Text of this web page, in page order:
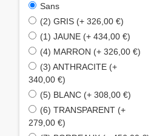
Sans
(2) GRIS (+ 326,00 €)
(1) JAUNE (+ 434,00 €)
(4) MARRON (+ 326,00 €)
(3) ANTHRACITE (+
340,00 €)
(5) BLANC (+ 308,00 €)
(6) TRANSPARENT (+
279,00 €)